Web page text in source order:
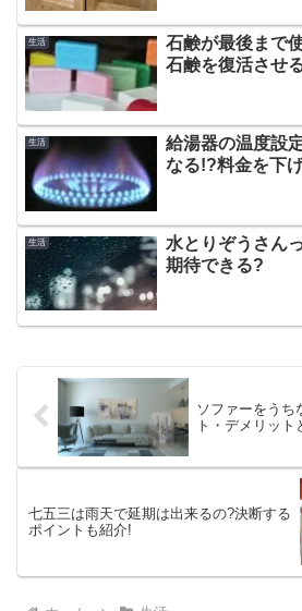
生活
石鹸が最後まで
石鹸を復活させ
生活
給湯器の温度設
なる!?料金を下
生活
水とりぞうさん
期待できる?
ソファーをうち
ト・デメリット
七五三は雨天で延期は出来るの?決断する
ポイントも紹介!